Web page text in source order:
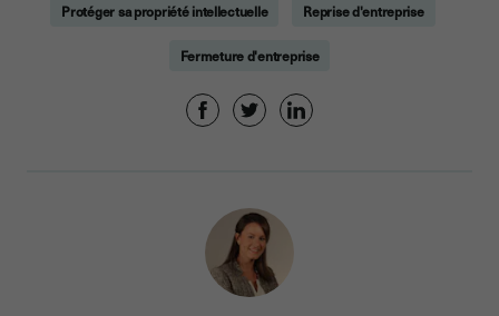
Protéger sa propriété intellectuelle Reprise d'entreprise
Fermeture d'entreprise